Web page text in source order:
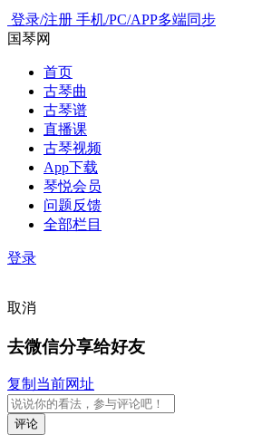
登录/注册 手机/PC/APP多端同步
国琴网
首页
古琴曲
古琴谱
直播课
古琴视频
App下载
琴悦会员
问题反馈
全部栏目
登录
取消
去微信分享给好友
复制当前网址
评论